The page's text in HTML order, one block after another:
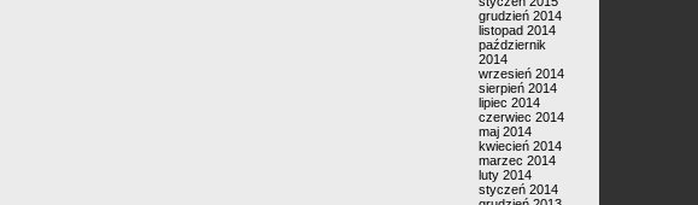
grudzień 2014
listopad 2014
październik
2014
wrzesień 2014
sierpień 2014
lipiec 2014
czerwiec 2014
maj 2014
kwiecień 2014
marzec 2014
luty 2014
styczeń 2014